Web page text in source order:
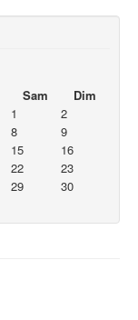
Sam
Dim
1
2
8
9
15
16
22
23
29
30